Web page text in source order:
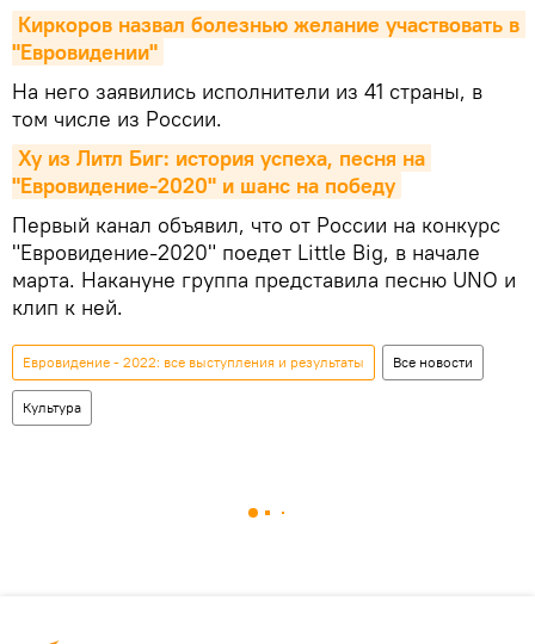
Киркоров назвал болезнью желание участвовать в
"Евровидении"
На него заявились исполнители из 41 страны, в
том числе из России.
Ху из Литл Биг: история успеха, песня на
"Евровидение-2020" и шанс на победу
Первый канал объявил, что от России на конкурс
"Евровидение-2020" поедет Little Big, в начале
марта. Накануне группа представила песню UNO и
клип к ней.
Евровидение - 2022: все выступления и результаты Все новости
Культура